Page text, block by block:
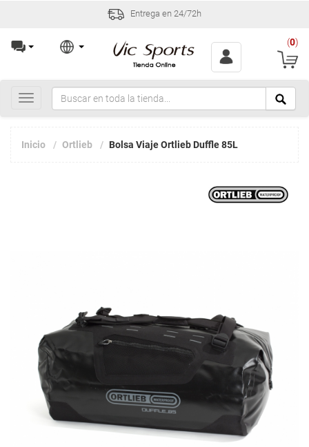
Entrega en 24/72h
(0)
Toggle
navigation
Inicio Ortlieb Bolsa Viaje Ortlieb Duffle 85L